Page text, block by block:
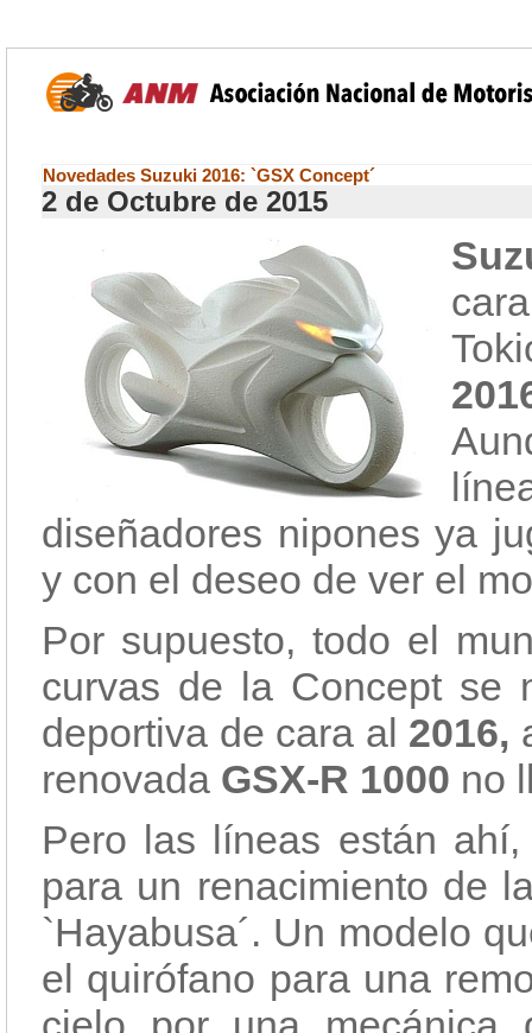
Novedades Suzuki 2016: `GSX Concept´
2 de Octubre de 2015
diseñadores nipones ya
y con el deseo de ver el
Por supuesto, todo el
curvas de la Concept se
deportiva de cara al 2016,
renovada GSX-R 1000 no
Pero las líneas están
para un renacimiento de
`Hayabusa´. Un modelo
el quirófano para una